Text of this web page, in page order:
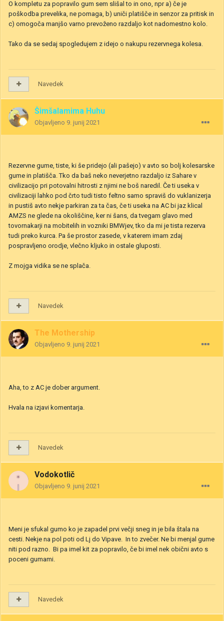
O kompletu za popravilo gum sem slišal to in ono, npr a) če je
poškodba prevelika, ne pomaga, b) uniči platišče in senzor za pritisk in
c) omogoča manjšo varno prevoženo razdaljo kot nadomestno kolo.
Tako da se sedaj spogledujem z idejo o nakupu rezervnega kolesa.
Navedek
Šimšalamima Huhu
Objavljeno 9. junij 2021
Rezervne gume, tiste, ki še pridejo (ali pašejo) v avto so bolj kolesarske
gume in platišča. Tko da baš neko neverjetno razdaljo iz Sahare v
civilizacijo pri potovalni hitrosti z njimi ne boš naredil. Če ti useka v
civilizaciji lahko pod črto tudi tisto feltno samo spraviš do vuklanizerja
in pustiš avto nekje parkiran za ta čas, če ti useka na AC bi jaz klical
AMZS ne glede na okoliščine, ker ni šans, da tvegam glavo med
tovornakarji na mobitelih in vozniki BMWjev, tko da mi je tista rezerva
tudi preko kurca. Pa še prostor zasede, v katerem imam zdaj
pospravljeno orodje, vlečno kljuko in ostale gluposti.
Z mojga vidika se ne splača.
Navedek
The Mothership
Objavljeno 9. junij 2021
Aha, to z AC je dober argument.
Hvala na izjavi komentarja.
Navedek
Vodokotlič
Objavljeno 9. junij 2021
Meni je sfukal gumo ko je zapadel prvi večji sneg in je bila štala na
cesti. Nekje na pol poti od Lj do Vipave. In to zvečer. Ne bi menjal gume
niti pod razno. Bi pa imel kit za popravilo, če bi imel nek obični avto s
poceni gumami.
Navedek